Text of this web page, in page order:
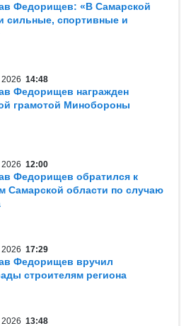
Федорищев: «В Самарской
сильные, спортивные и
2026 14:48
Федорищев награжден
грамотой Минобороны
2026 12:00
Федорищев обратился к
Самарской области по случаю
2026 17:29
Федорищев вручил
строителям региона
2026 13:48